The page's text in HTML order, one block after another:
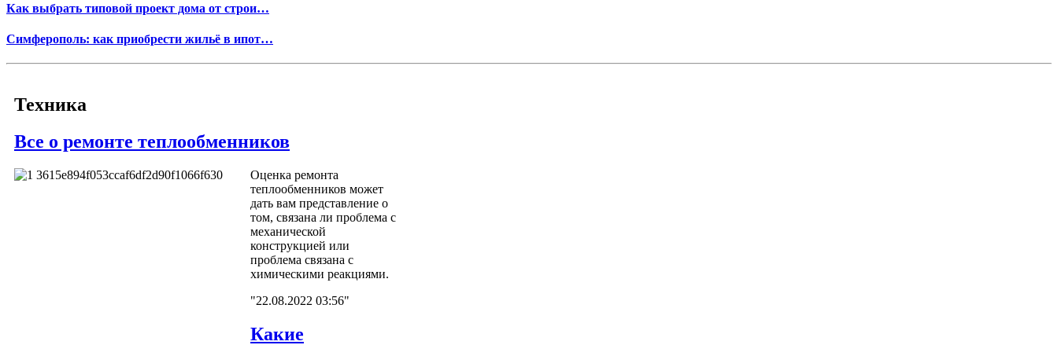
Как выбрать типовой проект дома от строи…
Симферополь: как приобрести жильё в ипот…
Техника
Все о ремонте теплообменников
Оценка ремонта
теплообменников может
дать вам представление о
том, связана ли проблема с
механической
конструкцией или
проблема связана с
химическими реакциями.
"22.08.2022 03:56"
Какие